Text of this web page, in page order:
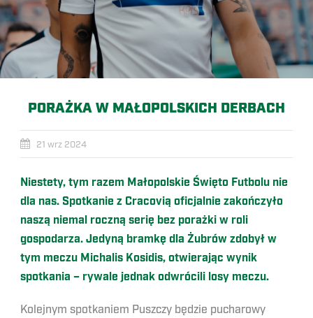
PORAŻKA W MAŁOPOLSKICH DERBACH
21 wrz 2024
Niestety, tym razem Małopolskie Święto Futbolu nie
dla nas. Spotkanie z Cracovią oficjalnie zakończyło
naszą niemal roczną serię bez porażki w roli
gospodarza. Jedyną bramkę dla Żubrów zdobył w
tym meczu Michalis Kosidis, otwierając wynik
spotkania – rywale jednak odwrócili losy meczu.
Kolejnym spotkaniem Puszczy będzie pucharowy